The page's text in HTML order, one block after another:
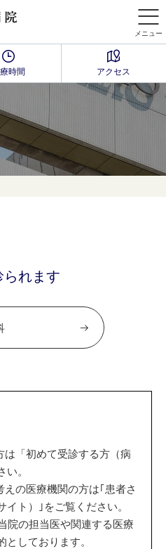
メニュー
時間 アクセス
られます
「初めて受診する方（病
。
の医療機関の方は｢患者さ
ト）｣をご覧ください。
院の担当医や関連する医療
しております。